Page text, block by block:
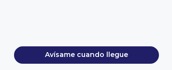
Avísame cuando llegue